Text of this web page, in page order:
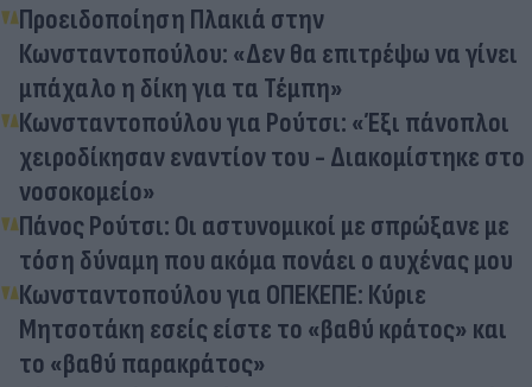
Προειδοποίηση Πλακιά στην
Κωνσταντοπούλου: «Δεν θα επιτρέψω να γίνει
μπάχαλο η δίκη για τα Τέμπη»
Κωνσταντοπούλου για Ρούτσι: «Έξι πάνοπλοι
χειροδίκησαν εναντίον του - Διακομίστηκε στο
νοσοκομείο»
Πάνος Ρούτσι: Οι αστυνομικοί με σπρώξανε με
τόση δύναμη που ακόμα πονάει ο αυχένας μου
Κωνσταντοπούλου για ΟΠΕΚΕΠΕ: Κύριε
Μητσοτάκη εσείς είστε το «βαθύ κράτος» και
το «βαθύ παρακράτος»